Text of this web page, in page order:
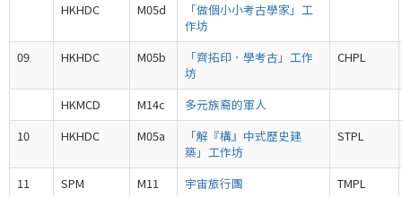
HKHDC
M05d
「做個小小考古學家」工
作坊
09
HKHDC M05b
「齊拓印．學考古」工作
坊
CHPL
HKMCD M14c
多元族裔的軍人
10
HKHDC M05a
「解『構』中式歷史建
築」工作坊
STPL
11 SPM M11 宇宙旅行團
TMPL